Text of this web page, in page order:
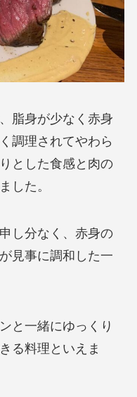
脂身が少なく赤身
調理されてやわら
とした食感と肉の
した。
し分なく、赤身の
見事に調和した一
と一緒にゆっくり
る料理といえま